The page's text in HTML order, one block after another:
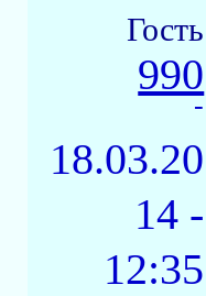
Гость
990
-
18.03.20
14 -
12:35